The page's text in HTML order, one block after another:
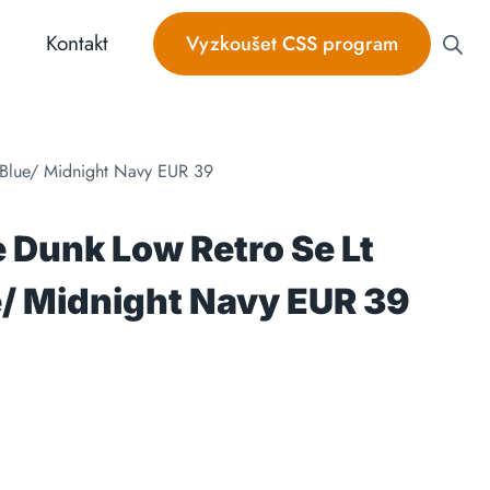
Kontakt Vyzkoušet CSS program
Midnight Navy EUR 39
Low Retro Se Lt
Midnight Navy EUR 39